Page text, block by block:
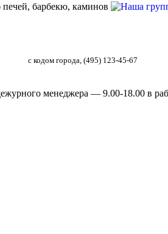
барбекю, каминов
с кодом города, (495) 123-45-67
менеджера — 9.00-18.00 в